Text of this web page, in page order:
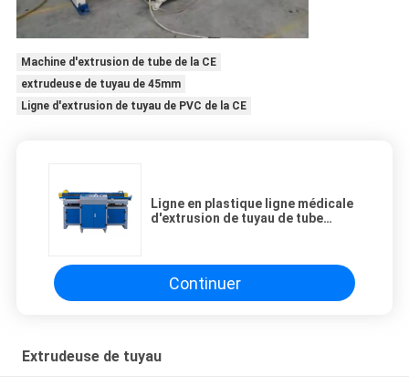
Machine d'extrusion de tube de la CE
extrudeuse de tuyau de 45mm
Ligne d'extrusion de tuyau de PVC de la CE
Ligne en plastique ligne médicale
d'extrusion de tuyau de tube
Continuer
Extrudeuse de tuyau